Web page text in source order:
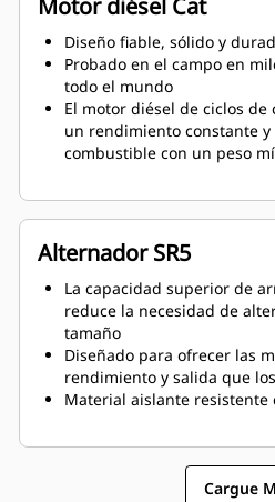
Motor diésel Cat
Diseño fiable, sólido y
Probado en el campo en
todo el mundo
El motor diésel de ciclos
un rendimiento constante
combustible con un peso
Alternador SR5
La capacidad superior de
reduce la necesidad de
tamaño
Diseñado para ofrecer las
rendimiento y salida que
Material aislante resistente
Cargue